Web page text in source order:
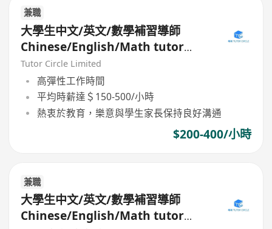
兼職
大學生中文/英文/數學補習導師
Chinese/English/Math tutor
(Part Time/Freelancer)
Tutor Circle Limited
高彈性工作時間
平均時薪達＄150-500/小時
熱衷於教育，樂意與學生家長保持良好溝通
$200-400/小時
兼職
大學生中文/英文/數學補習導師
Chinese/English/Math tutor